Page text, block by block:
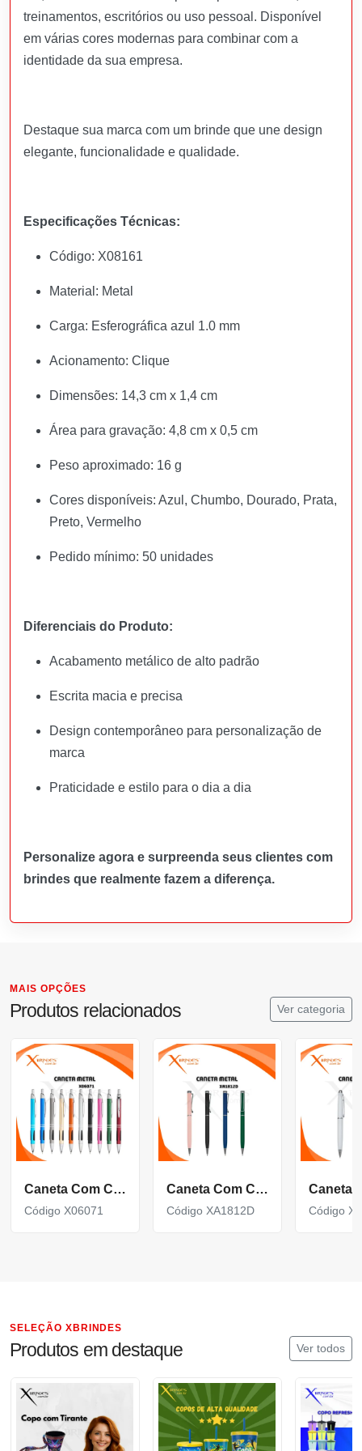
treinamentos, escritórios ou uso pessoal. Disponível
em várias cores modernas para combinar com a
identidade da sua empresa.
Destaque sua marca com um brinde que une design
elegante, funcionalidade e qualidade.
Especificações Técnicas:
Código: X08161
Material: Metal
Carga: Esferográfica azul 1.0 mm
Acionamento: Clique
Dimensões: 14,3 cm x 1,4 cm
Área para gravação: 4,8 cm x 0,5 cm
Peso aproximado: 16 g
Cores disponíveis: Azul, Chumbo, Dourado, Prata,
Preto, Vermelho
Pedido mínimo: 50 unidades
Diferenciais do Produto:
Acabamento metálico de alto padrão
Escrita macia e precisa
Design contemporâneo para personalização de
marca
Praticidade e estilo para o dia a dia
Personalize agora e surpreenda seus clientes com
brindes que realmente fazem a diferença.
MAIS OPÇÕES
Produtos relacionados Ver categoria
Caneta Com Corpo De Metal Carga Azul E Acionamento Por Clique X06071
Código X06071
Caneta Com Corpo De Metal Carga Azul E Acionamento Por Rotação Xa1812D
Código XA1812D Código
SELEÇÃO XBRINDES
Produtos em destaque Ver todos